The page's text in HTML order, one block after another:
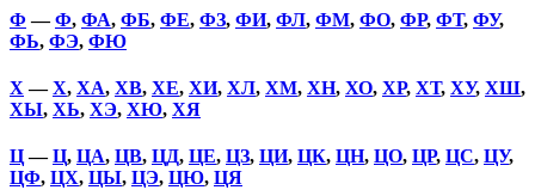
Ф —Ф, ФА, ФБ, ФЕ, ФЗ, ФИ, ФЛ, ФМ, ФО, ФР, ФТ, ФУ,
ФЬ, ФЭ, ФЮ
Х —Х, ХА, ХВ, ХЕ, ХИ, ХЛ, ХМ, ХН, ХО, ХР, ХТ, ХУ, ХШ,
ХЫ, ХЬ, ХЭ, ХЮ, ХЯ
Ц—Ц, ЦА, ЦВ, ЦД, ЦЕ, ЦЗ, ЦИ, ЦК, ЦН, ЦО, ЦР, ЦС, ЦУ,
ЦФ, ЦХ, ЦЫ, ЦЭ, ЦЮ, ЦЯ